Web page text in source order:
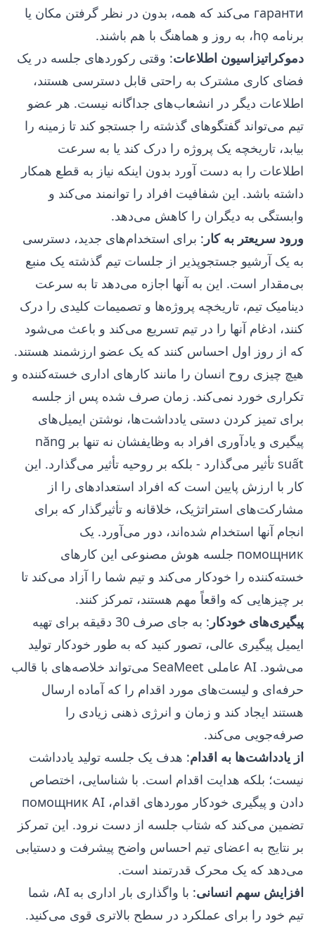
гаранти می‌کند که همه، بدون در نظر گرفتن مکان یا
برنامه họ، به روز و هماهنگ با هم باشند.
دموکراتیزاسیون اطلاعات: وقتی رکوردهای جلسه در یک
فضای کاری مشترک به راحتی قابل دسترسی هستند،
اطلاعات دیگر در انشعاب‌های جداگانه نیست. هر عضو
تیم می‌تواند گفتگوهای گذشته را جستجو کند تا زمینه را
بیابد، تاریخچه یک پروژه را درک کند یا به سرعت
اطلاعات را به دست آورد بدون اینکه نیاز به قطع همکار
داشته باشد. این شفافیت افراد را توانمند می‌کند و
وابستگی به دیگران را کاهش می‌دهد.
ورود سریعتر به کار : برای استخدام‌های جدید، دسترسی
به یک آرشیو جستجوپذیر از جلسات تیم گذشته یک منبع
بی‌مقدار است. این به آنها اجازه می‌دهد تا به سرعت
دینامیک تیم، تاریخچه پروژه‌ها و تصمیمات کلیدی را درک
کنند، ادغام آنها را در تیم تسریع می‌کند و باعث می‌شود
که از روز اول احساس کنند که یک عضو ارزشمند هستند.
هیچ چیزی روح انسان را مانند کارهای اداری خسته‌کننده و
تکراری خورد نمی‌کند. زمان صرف شده پس از جلسه
برای تمیز کردن دستی یادداشت‌ها، نوشتن ایمیل‌های
پیگیری و یادآوری افراد به وظایفشان نه تنها بر năng
suất تأثیر می‌گذارد - بلکه بر روحیه تأثیر می‌گذارد. این
کار با ارزش پایین است که افراد استعدادهای را از
مشارکت‌های استراتژیک، خلاقانه و تأثیرگذار که برای
انجام آنها استخدام شده‌اند، دور می‌آورد. یک
помощник جلسه هوش مصنوعی این کارهای
خسته‌کننده را خودکار می‌کند و تیم شما را آزاد می‌کند تا
بر چیزهایی که واقعاً مهم هستند، تمرکز کنند.
پیگیری‌های خودکار
: به جای صرف 30 دقیقه برای تهیه
ایمیل پیگیری عالی، تصور کنید که به طور خودکار تولید
می‌شود. AI عاملی SeaMeet می‌تواند خلاصه‌های با قالب
حرفه‌ای و لیست‌های مورد اقدام را که آماده ارسال
هستند ایجاد کند و زمان و انرژی ذهنی زیادی را
صرفه‌جویی می‌کند.
از یادداشت‌ها به اقدام: هدف یک جلسه تولید یادداشت
نیست؛ بلکه هدایت اقدام است. با شناسایی، اختصاص
دادن و پیگیری خودکار موردهای اقدام، помощник AI
تضمین می‌کند که شتاب جلسه از دست نرود. این تمرکز
بر نتایج به اعضای تیم احساس واضح پیشرفت و دستیابی
می‌دهد که یک محرک قدرتمند است.
افزایش سهم انسانی
: با واگذاری بار اداری به AI، شما
تیم خود را برای عملکرد در سطح بالاتری قوی می‌کنید.